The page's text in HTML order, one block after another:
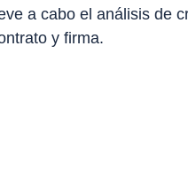
a cabo el análisis de
y firma.